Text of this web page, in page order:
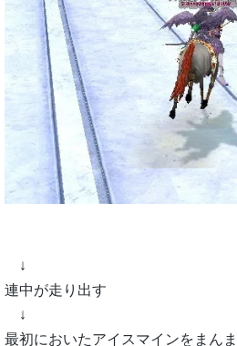
↓
連中が走り出す
↓
最初においたアイスマインをまん